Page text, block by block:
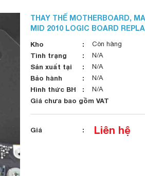
THAY THẾ MOTHERBOARD,
MID 2010 LOGIC BOARD
Kho Còn hàng
Tình trạng N/A
Sản xuất tại N/A
Bảo hành N/A
Hình thức BH N/A
Giá chưa bao gồm VAT
Giá Liên hệ